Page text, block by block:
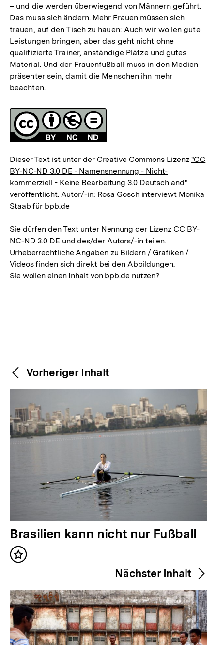
– und die werden überwiegend von Männern geführt.
Das muss sich ändern. Mehr Frauen müssen sich
trauen, auf den Tisch zu hauen: Auch wir wollen gute
Leistungen bringen, aber das geht nicht ohne
qualifizierte Trainer, anständige Plätze und gutes
Material. Und der Frauenfußball muss in den Medien
präsenter sein, damit die Menschen ihn mehr
beachten.
Fussnoten
Lizenz
Dieser Text ist unter der Creative Commons Lizenz "CC
BY-NC-ND 3.0 DE - Namensnennung - Nicht-
kommerziell - Keine Bearbeitung 3.0 Deutschland"
veröffentlicht. Autor/-in: Rosa Gosch interviewt Monika
Staab für bpb.de
Sie dürfen den Text unter Nennung der Lizenz CC BY-
NC-ND 3.0 DE und des/der Autors/-in teilen.
Urheberrechtliche Angaben zu Bildern / Grafiken /
Videos finden sich direkt bei den Abbildungen.
Sie wollen einen Inhalt von bpb.de nutzen?
Weitere
Inhalte
Content-
Navigation
Vorheriger Inhalt
V
o
r
e
r
i
g
Brasilien kann nicht nur Fußball
Inhalt
Nächster Inhalt